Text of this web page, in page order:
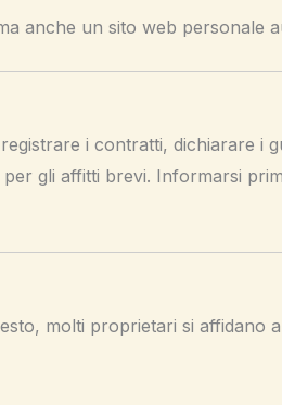
anche un sito web personale
i contratti, dichiarare i
gli affitti brevi. Informarsi
molti proprietari si affidano